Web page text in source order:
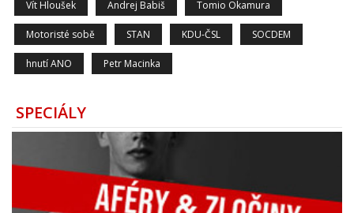
Vít Hloušek Andrej Babiš Tomio Okamura
Motoristé sobě STAN KDU-ČSL SOCDEM
hnutí ANO Petr Macinka
SPECIÁLY